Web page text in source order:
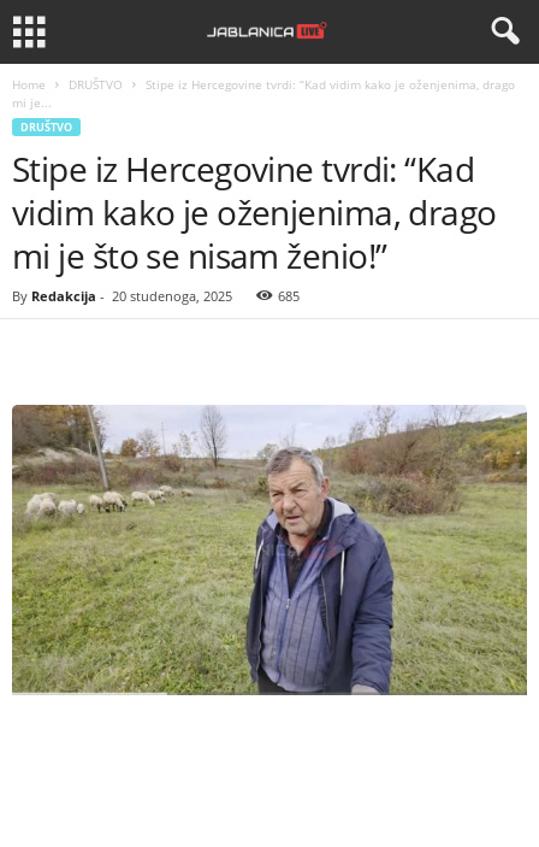
Home DRUŠTVO
Stipe iz Hercegovine tvrdi: “Kad vidim kako je oženjenima, drago
mi je...
DRUŠTVO
Stipe iz Hercegovine tvrdi: “Kad
vidim kako je oženjenima, drago
mi je što se nisam ženio!”
By Redakcija - 20 studenoga, 2025 685